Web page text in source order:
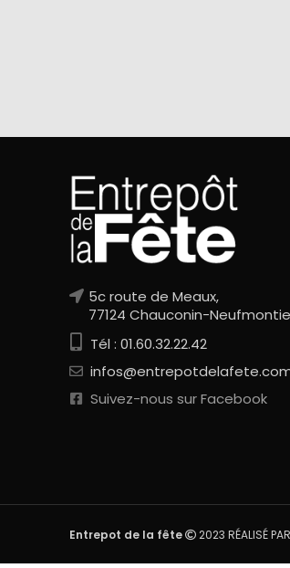
5c route de Meaux,
77124 Chauconin-
Tél : 01.60.32.22.42
Suivez-nous sur Facebook
Entrepot de la fête 2023 RÉALISÉ PAR